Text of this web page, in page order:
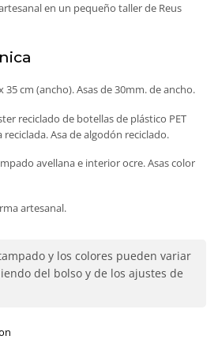
en un pequeño taller de Reus
35 cm (ancho). Asas de 30mm. de ancho.
reciclado de botellas de plástico PET
Asa de algodón reciclado.
avellana e interior ocre. Asas color
artesanal.
y los colores pueden variar
del bolso y de los ajustes de